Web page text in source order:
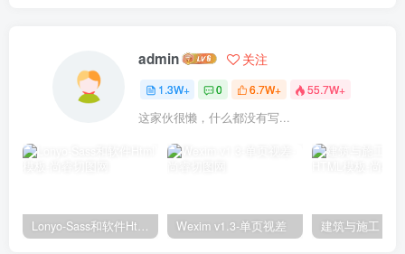
admin 关注
1.3W+ 0 6.7W+ 55.7W+
这家伙很懒，什么都没有写...
Lonyo-Sass和软件Html模板 Wexim v1.3-单页视差